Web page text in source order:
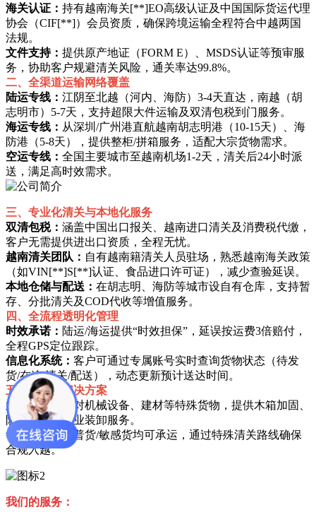
海关认证‌： 持有越南海关[**]EO高级认证及中国国际货运代理
协会（CIF[**]）会员资质，确保跨境运输全程符合中越两国
法规。
文件支持‌： 提供原产地证（FORM E）、MSDS认证等预审服
务，协助客户规避清关风险，通关率达99.8%。
二、‌全渠道运输网络覆盖‌
陆运专线‌： 江阴至北越（河内、海防）3-4天直达，南越（胡
志明市）5-7天，支持超限大件运输及双清包税到门服务。
海运专线‌： 从深圳/广州港直航越南胡志明港（10-15天）、海
防港（5-8天），提供整柜/拼箱服务，适配大宗货物需求。
空运专线‌： 全国主要城市至越南机场1-2天，清关后24小时派
送，满足高时效需求。
三、‌专业化清关与本地化服务‌
双清包税‌： 涵盖中国出口报关、越南进口清关及消费税代缴，
客户无需提供进出口资质，全程无忧。
越南清关团队‌： 自有越南籍清关人员驻场，熟悉越南海关政策
（如VIN[**]S[**]认证、食品进口许可证），减少查验延误。
本地仓储与配送‌： 在胡志明、海防等城市设自有仓库，支持暂
存、分批清关及COD代收等增值服务。
四、‌全流程透明化管理‌
时效承诺‌： 陆运/海运提供“时效担保”，延误按运费3倍赔付，
全程GPS定位跟踪。
信息化系统‌： 客户可通过专属账号实时查询货物状态（待发
货/在途/清关/配送），动态更新预计送达时间。
五、‌定制化解决方案‌
大件运输‌：
针对机械设备、建材等特殊货物，提供木箱加固、
防锈包装及专业装卸服务。
敏感货支持‌：普货/敏感货均可承运，通过特殊清关路线确保
合规入越。
我们的服务：